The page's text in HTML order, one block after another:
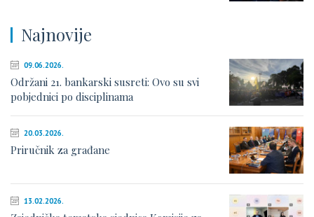
Najnovije
09.06.2026.
Održani 21. bankarski susreti: Ovo su svi
pobjednici po disciplinama
20.03.2026.
Priručnik za građane
13.02.2026.